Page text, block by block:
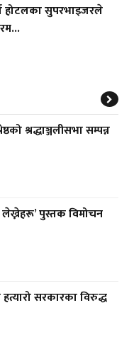
होटलका सुपरभाइजरले
श्रद्धाञ्जलीसभा सम्पन्न
पुस्तक विमोचन
सरकारका विरुद्ध